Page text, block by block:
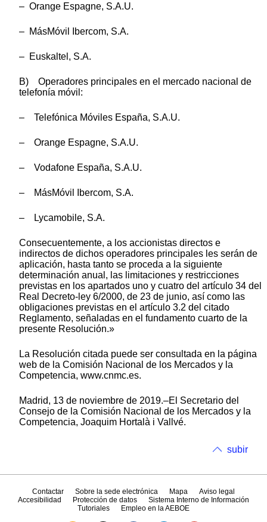
– Orange Espagne, S.A.U.
– MásMóvil Ibercom, S.A.
– Euskaltel, S.A.
B) Operadores principales en el mercado nacional de
telefonía móvil:
– Telefónica Móviles España, S.A.U.
– Orange Espagne, S.A.U.
– Vodafone España, S.A.U.
– MásMóvil Ibercom, S.A.
– Lycamobile, S.A.
Consecuentemente, a los accionistas directos e
indirectos de dichos operadores principales les serán de
aplicación, hasta tanto se proceda a la siguiente
determinación anual, las limitaciones y restricciones
previstas en los apartados uno y cuatro del artículo 34 del
Real Decreto-ley 6/2000, de 23 de junio, así como las
obligaciones previstas en el artículo 3.2 del citado
Reglamento, señaladas en el fundamento cuarto de la
presente Resolución.»
La Resolución citada puede ser consultada en la página
web de la Comisión Nacional de los Mercados y la
Competencia, www.cnmc.es.
Madrid, 13 de noviembre de 2019.–El Secretario del
Consejo de la Comisión Nacional de los Mercados y la
Competencia, Joaquim Hortalà i Vallvé.
subir
Contactar Sobre la sede electrónica Mapa
Aviso legal
Accesibilidad
Protección de datos
Sistema Interno de Información
Tutoriales
Empleo en la AEBOE